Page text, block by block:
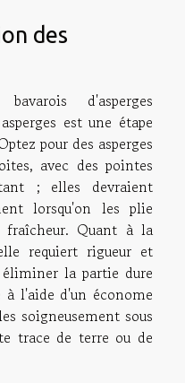
des
d'asperges
est une étape
pour des asperges
avec des pointes
; elles devraient
lorsqu'on les plie
Quant à la
requiert rigueur et
la partie dure
l'aide d'un économe
soigneusement sous
trace de terre ou de